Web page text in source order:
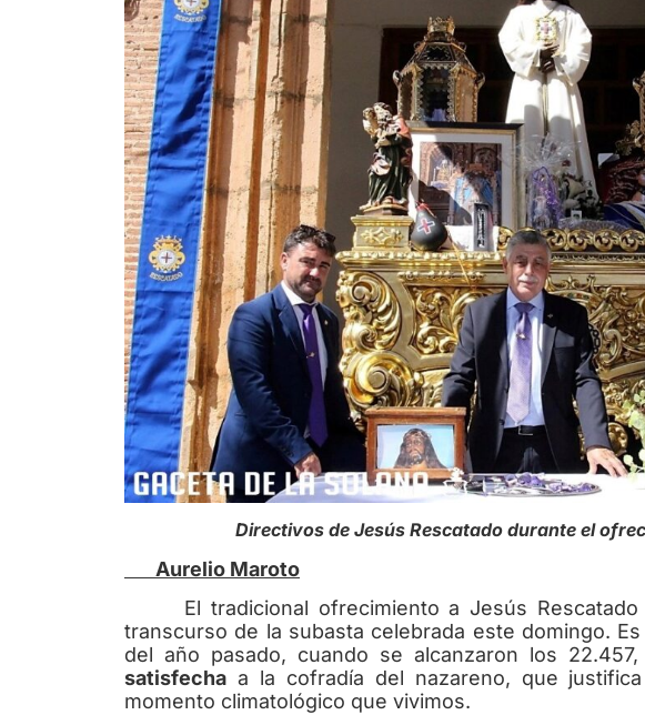
Directivos de Jesús Rescatado durante el
Aurelio Maroto
El tradicional ofrecimiento a Jesús Rescatado
transcurso de la subasta celebrada este domingo.
del año pasado, cuando se alcanzaron los
satisfecha a la cofradía del nazareno, que
momento climatológico que vivimos.